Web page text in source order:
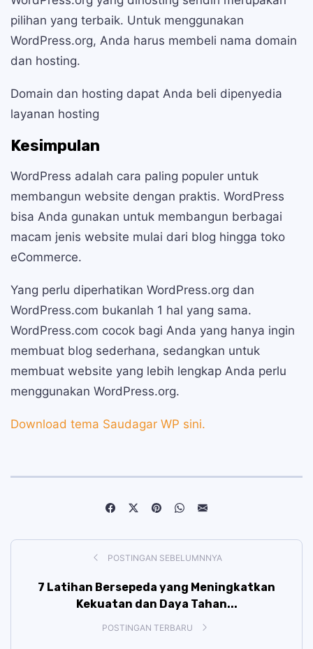
pilihan yang terbaik. Untuk menggunakan
WordPress.org, Anda harus membeli nama domain
dan hosting.
Domain dan hosting dapat Anda beli dipenyedia
layanan hosting
Kesimpulan
WordPress adalah cara paling populer untuk
membangun website dengan praktis. WordPress
bisa Anda gunakan untuk membangun berbagai
macam jenis website mulai dari blog hingga toko
eCommerce.
Yang perlu diperhatikan WordPress.org dan
WordPress.com bukanlah 1 hal yang sama.
WordPress.com cocok bagi Anda yang hanya ingin
membuat blog sederhana, sedangkan untuk
membuat website yang lebih lengkap Anda perlu
menggunakan WordPress.org.
Download tema Saudagar WP sini.
POSTINGAN SEBELUMNNYA
7 Latihan Bersepeda yang Meningkatkan
Kekuatan dan Daya Tahan...
POSTINGAN TERBARU